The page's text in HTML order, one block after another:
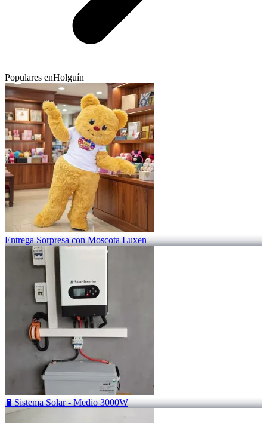
Populares enHolguín
Entrega Sorpresa con Moscota Luxen
🔋Sistema Solar - Medio 3000W